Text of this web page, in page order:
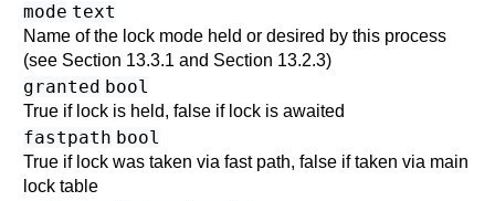
mode text
Name of the lock mode held or desired by this process
(see Section 13.3.1 and Section 13.2.3)
granted bool
True if lock is held, false if lock is awaited
fastpath bool
True if lock was taken via fast path, false if taken via main
lock table